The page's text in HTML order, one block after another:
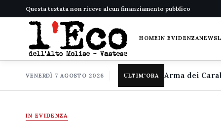
Questa testata non riceve alcun finanziamento pubblico
HOMEIN EVIDENZANEWS
VENERDÌ 7 AGOSTO 2026 ULTIM'ORA
IN EVIDENZA